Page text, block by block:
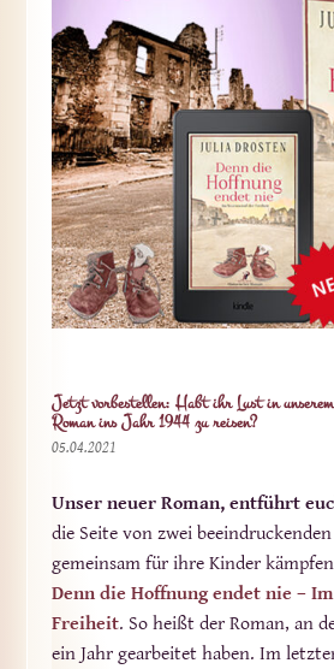
Jetzt vorbestellen: Habt ihr Lust in
Roman ins Jahr 1944 zu reisen?
05.04.2021
Unser neuer Roman, entführt
die Seite von zwei
gemeinsam für ihre Kinder
Denn die Hoffnung endet nie –
Freiheit. So heißt der Roman, an
ein Jahr gearbeitet haben. Im